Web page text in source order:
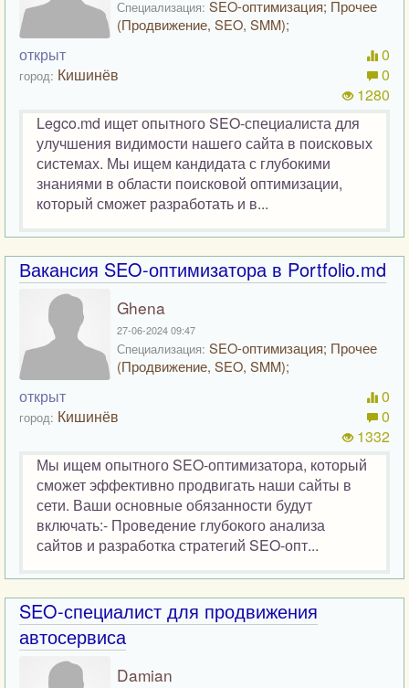
Специализация: SEO-оптимизация; Прочее
(Продвижение, SEO, SMM);
открыт
город: Кишинёв
0
0
1280
Legco.md ищет опытного SEO-специалиста для
улучшения видимости нашего сайта в поисковых
системах. Мы ищем кандидата с глубокими
знаниями в области поисковой оптимизации,
который сможет разработать и в...
Вакансия SEO-оптимизатора в Portfolio.md
Ghena
27-06-2024 09:47
Специализация: SEO-оптимизация; Прочее
(Продвижение, SEO, SMM);
открыт
город: Кишинёв
0
0
1332
Мы ищем опытного SEO-оптимизатора, который
сможет эффективно продвигать наши сайты в
сети. Ваши основные обязанности будут
включать:- Проведение глубокого анализа
сайтов и разработка стратегий SEO-опт...
SEO-специалист для продвижения
автосервиса
Damian